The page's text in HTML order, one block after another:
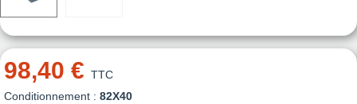
98,40 € TTC
Conditionnement : 82X40